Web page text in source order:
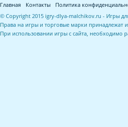
Главная Контакты
Политика
© Copyright 2015 igry-dlya-malchikov.ru - Игры
Права на игры и торговые марки принадлежат
При использовании игры с сайта, необходимо